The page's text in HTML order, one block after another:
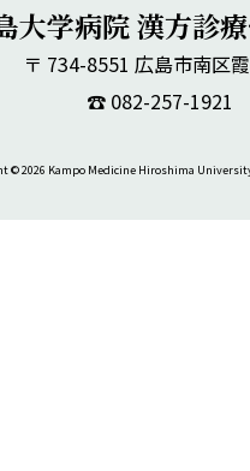
大学病院 漢方診
〒 734-8551 広島市南区
☎︎ 082-257-1921
© 2026 Kampo Medicine Hiroshima